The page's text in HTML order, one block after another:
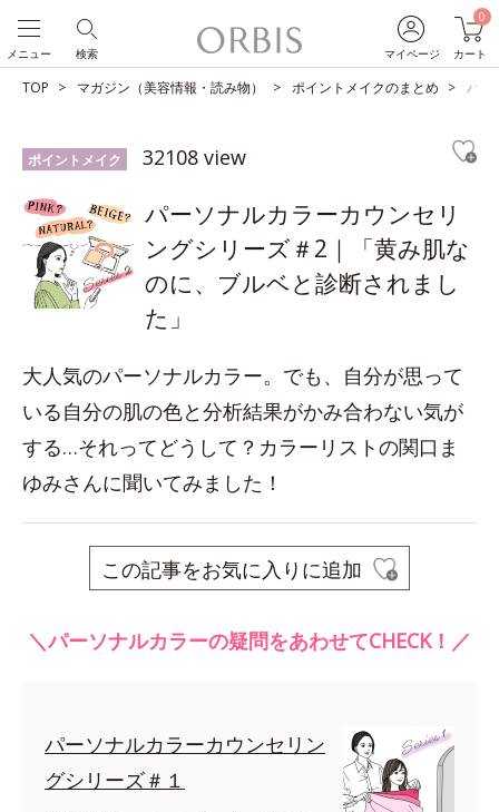
マイページ
0
カート
検索
メニュー
TOP マガジン（美容情報・読み物） ポイントメイクのまとめ パー
ポイントメイク 32108 view
パーソナルカラーカウンセリ
ングシリーズ＃2｜「黄み肌な
のに、ブルベと診断されまし
た」
大人気のパーソナルカラー。でも、自分が思って
いる自分の肌の色と分析結果がかみ合わない気が
する…それってどうして？カラーリストの関口ま
ゆみさんに聞いてみました！
この記事をお気に入りに追加
＼パーソナルカラーの疑問をあわせてCHECK！／
パーソナルカラーカウンセリン
グシリーズ＃１